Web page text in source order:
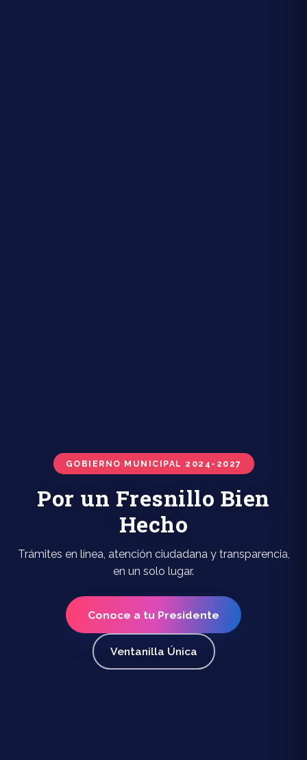
GOBIERNO MUNICIPAL 2024-2027
Por un Fresnillo Bien
Hecho
Trámites en línea, atención ciudadana y transparencia,
en un solo lugar.
Conoce a tu Presidente
Ventanilla Única